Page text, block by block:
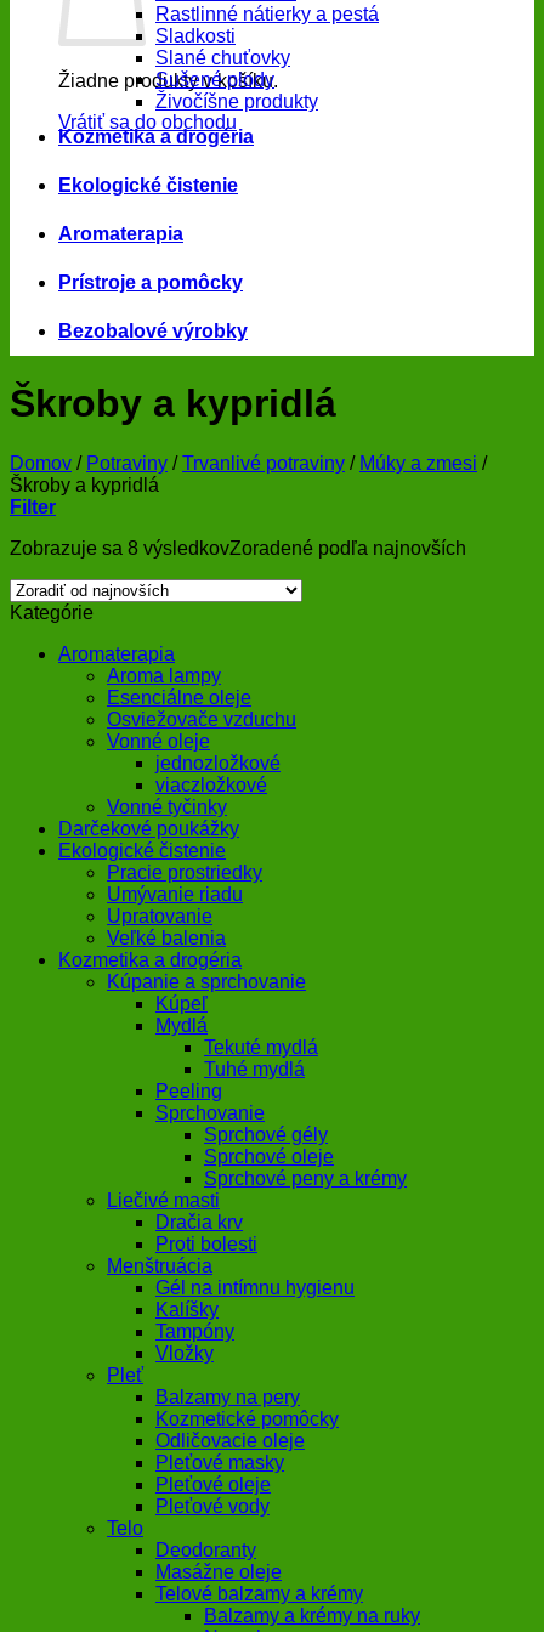
Žiadne produkty v košíku.
Vrátiť sa do obchodu
Rastlinné nátierky a pestá
Sladkosti
Slané chuťovky
Sušené plody
Živočíšne produkty
Kozmetika a drogéria
Ekologické čistenie
Aromaterapia
Prístroje a pomôcky
Bezobalové výrobky
Škroby a kypridlá
Domov / Potraviny / Trvanlivé potraviny / Múky a zmesi /
Škroby a kypridlá
Filter
Zobrazuje sa 8 výsledkovZoradené podľa najnovších
Kategórie
Aromaterapia
Aroma lampy
Esenciálne oleje
Osviežovače vzduchu
Vonné oleje
jednozložkové
viaczložkové
Vonné tyčinky
Darčekové poukážky
Ekologické čistenie
Pracie prostriedky
Umývanie riadu
Upratovanie
Veľké balenia
Kozmetika a drogéria
Kúpanie a sprchovanie
Kúpeľ
Mydlá
Tekuté mydlá
Tuhé mydlá
Peeling
Sprchovanie
Sprchové gély
Sprchové oleje
Sprchové peny a krémy
Liečivé masti
Dračia krv
Proti bolesti
Menštruácia
Gél na intímnu hygienu
Kalíšky
Tampóny
Vložky
Pleť
Balzamy na pery
Kozmetické pomôcky
Odličovacie oleje
Pleťové masky
Pleťové oleje
Pleťové vody
Telo
Deodoranty
Masážne oleje
Telové balzamy a krémy
Balzamy a krémy na ruky